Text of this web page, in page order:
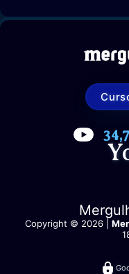
Copyright © 2026 |